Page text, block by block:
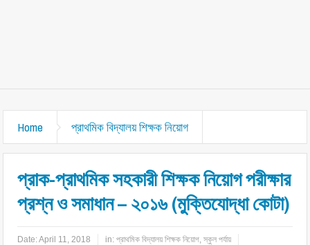
Home প্রাথমিক বিদ্যালয় শিক্ষক নিয়োগ
প্রাক-প্রাথমিক সহকারী শিক্ষক নিয়োগ পরীক্ষার
প্রশ্ন ও সমাধান – ২০১৬ (মুক্তিযোদ্ধা কোটা)
Date:April 11, 2018 in:প্রাথমিক বিদ্যালয় শিক্ষক নিয়োগ,স্কুল পর্যায়